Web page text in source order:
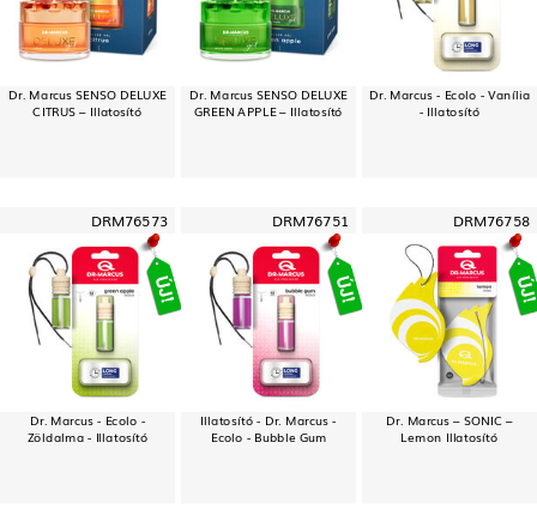
Dr. Marcus SENSO DELUXE
CITRUS – Illatosító
Dr. Marcus SENSO DELUXE
GREEN APPLE – Illatosító
Dr. Marcus - Ecolo - Vanília
- Illatosító
DRM76573
Dr. Marcus - Ecolo -
Zöldalma - Illatosító
DRM76751
Illatosító - Dr. Marcus -
Ecolo - Bubble Gum
DRM76758
Dr. Marcus – SONIC –
Lemon Illatosító